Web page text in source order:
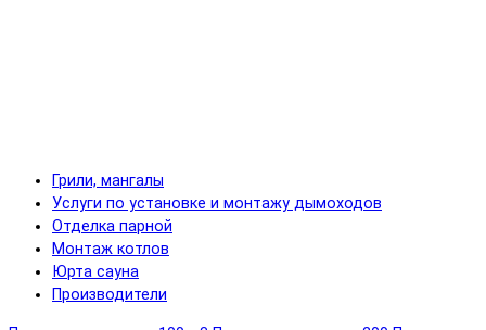
Грили, мангалы
Услуги по установке и монтажу дымоходов
Отделка парной
Монтаж котлов
Юрта сауна
Производители